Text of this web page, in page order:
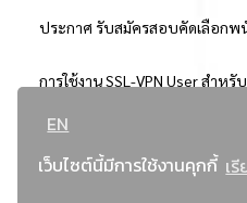
EN
เว็บไซต์นี้มีการใช้งานคุกกี้ เ
ประกาศ รับสมัครสอบคัดเลือกพ
การใช้งาน SSL-VPN User สำห
..ยอดนิยม..